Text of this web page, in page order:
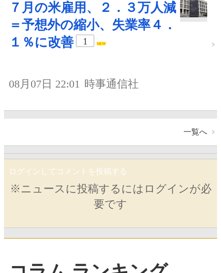
７月の米雇用、２．３万人減
＝予想外の縮小、失業率４．
１％に改善
1
08月07日 22:01 時事通信社
一覧へ
ログインしてコメントを投稿する
※ニュースに投稿するにはログインが必
要です